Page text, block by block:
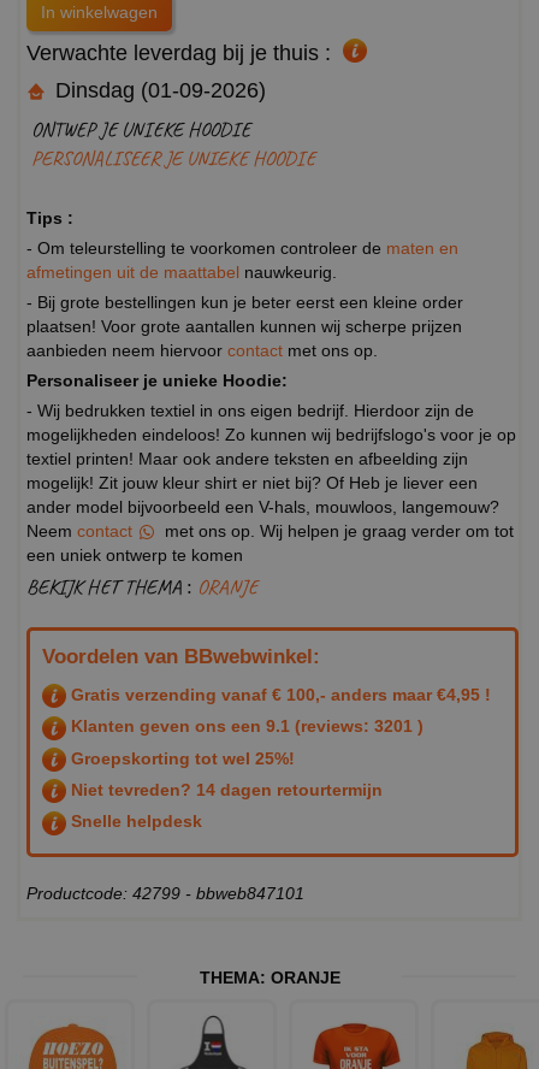
Verwachte leverdag bij je thuis :
Dinsdag (01-09-2026)
ONTWEP JE UNIEKE HOODIE
PERSONALISEER JE UNIEKE HOODIE
Tips :
- Om teleurstelling te voorkomen controleer de maten en
afmetingen uit de maattabel nauwkeurig.
- Bij grote bestellingen kun je beter eerst een kleine order
plaatsen! Voor grote aantallen kunnen wij scherpe prijzen
aanbieden neem hiervoor contact met ons op.
Personaliseer je unieke Hoodie:
- Wij bedrukken textiel in ons eigen bedrijf. Hierdoor zijn de
mogelijkheden eindeloos! Zo kunnen wij bedrijfslogo's voor je op
textiel printen! Maar ook andere teksten en afbeelding zijn
mogelijk! Zit jouw kleur shirt er niet bij? Of Heb je liever een
ander model bijvoorbeeld een V-hals, mouwloos, langemouw?
Neem contact
met ons op. Wij helpen je graag verder om tot
een uniek ontwerp te komen
BEKIJK HET THEMA : ORANJE
Voordelen van BBwebwinkel:
Gratis verzending vanaf € 100,- anders maar €4,95 !
Klanten geven ons een 9.1 (reviews: 3201 )
Groepskorting tot wel 25%!
Niet tevreden? 14 dagen retourtermijn
Snelle helpdesk
Productcode: 42799 - bbweb847101
THEMA: ORANJE